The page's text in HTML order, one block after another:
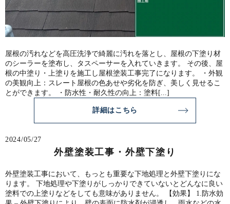
屋根の汚れなどを高圧洗浄で綺麗に汚れを落とし、屋根の下塗り材
のシーラーを塗布し、タスペーサーを入れていきます。 その後、屋
根の中塗り・上塗りを施工し屋根塗装工事完了になります。 ・外観
の美観向上：スレート屋根の色あせや劣化を防ぎ、美しく見せるこ
とができます。 ・防水性・耐久性の向上：塗料[...]
詳細はこちら
2024/05/27
外壁塗装工事・外壁下塗り
外壁塗装工事において、もっとも重要な下地処理と外壁下塗りにな
ります。 下地処理や下塗りがしっかりできていないとどんなに良い
塗料での上塗りなどをしても意味がありません。 【効果】 1.防水効